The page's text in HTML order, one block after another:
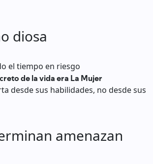
diosa
el tiempo en riesgo
de la vida era La Mujer
desde sus habilidades, no desde sus
amenazan